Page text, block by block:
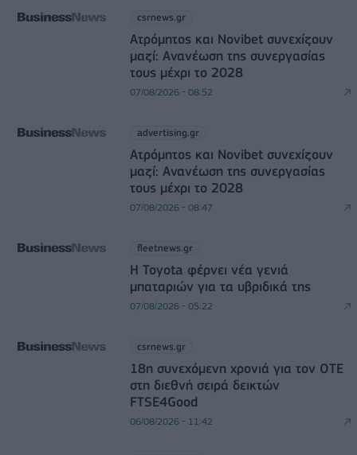
csrnews.gr
Ατρόμητος και Novibet συνεχίζουν
μαζί: Ανανέωση της συνεργασίας
τους μέχρι το 2028
07/08/2026 - 08:52
advertising.gr
Ατρόμητος και Novibet συνεχίζουν
μαζί: Ανανέωση της συνεργασίας
τους μέχρι το 2028
07/08/2026 - 08:47
fleetnews.gr
Η Toyota φέρνει νέα γενιά
μπαταριών για τα υβριδικά της
07/08/2026 - 05:22
csrnews.gr
18η συνεχόμενη χρονιά για τον ΟΤΕ
στη διεθνή σειρά δεικτών
FTSE4Good
06/08/2026 - 11:42